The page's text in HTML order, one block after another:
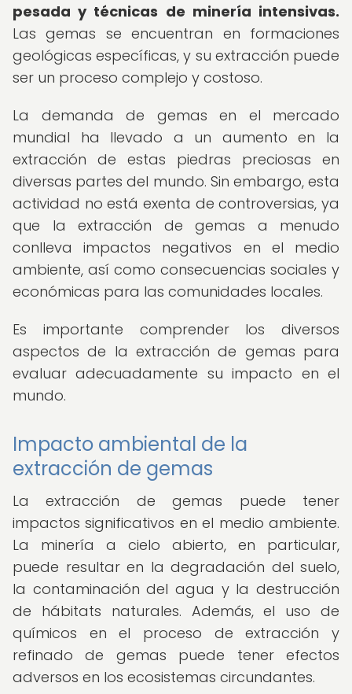
pesada y técnicas de minería intensivas.
Las gemas se encuentran en formaciones
geológicas específicas, y su extracción puede
ser un proceso complejo y costoso.
La demanda de gemas en el mercado
mundial ha llevado a un aumento en la
extracción de estas piedras preciosas en
diversas partes del mundo. Sin embargo, esta
actividad no está exenta de controversias, ya
que la extracción de gemas a menudo
conlleva impactos negativos en el medio
ambiente, así como consecuencias sociales y
económicas para las comunidades locales.
Es importante comprender los diversos
aspectos de la extracción de gemas para
evaluar adecuadamente su impacto en el
mundo.
Impacto ambiental de la
extracción de gemas
La extracción de gemas puede tener
impactos significativos en el medio ambiente.
La minería a cielo abierto, en particular,
puede resultar en la degradación del suelo,
la contaminación del agua y la destrucción
de hábitats naturales. Además, el uso de
químicos en el proceso de extracción y
refinado de gemas puede tener efectos
adversos en los ecosistemas circundantes.